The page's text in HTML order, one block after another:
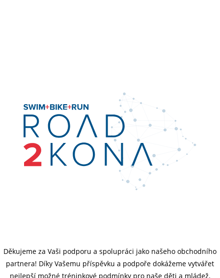
Děkujeme za Vaši podporu a spolupráci jako našeho obchodního
partnera! Díky Vašemu příspěvku a podpoře dokážeme vytvářet
nejlepší možné tréninkové podmínky pro naše děti a mládež.